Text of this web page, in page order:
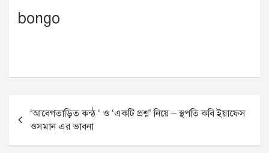
bongo
s
‘আবেগতাড়িত কন্ঠ ‘ ও ‘একটি প্রশ্ন’ নিয়ে – স্থপতি কবি ইয়াফেস
ওসমান এর ভাবনা